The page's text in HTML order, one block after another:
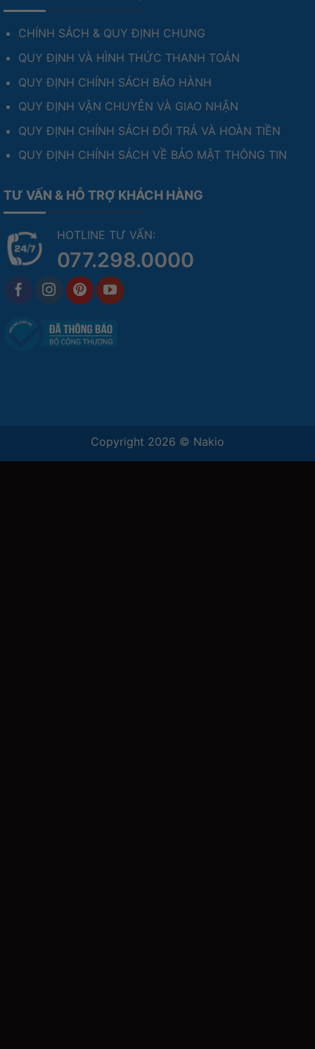
CHÍNH SÁCH & QUY ĐỊNH CHUNG
QUY ĐỊNH VÀ HÌNH THỨC THANH TOÁN
QUY ĐỊNH CHÍNH SÁCH BẢO HÀNH
QUY ĐỊNH VẬN CHUYỄN VÀ GIAO NHẬN
QUY ĐỊNH CHÍNH SÁCH ĐỔI TRẢ VÀ HOÀN TIỀN
QUY ĐỊNH CHÍNH SÁCH VỀ BẢO MẬT THÔNG TIN
TƯ VẤN & HỖ TRỢ KHÁCH HÀNG
HOTLINE TƯ VẤN:
077.298.0000
Copyright 2026 © Nakio